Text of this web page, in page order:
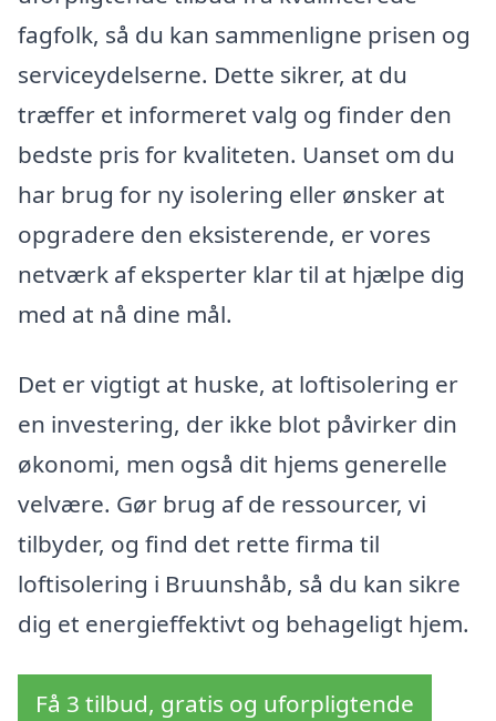
fagfolk, så du kan sammenligne prisen og
serviceydelserne. Dette sikrer, at du
træffer et informeret valg og finder den
bedste pris for kvaliteten. Uanset om du
har brug for ny isolering eller ønsker at
opgradere den eksisterende, er vores
netværk af eksperter klar til at hjælpe dig
med at nå dine mål.
Det er vigtigt at huske, at loftisolering er
en investering, der ikke blot påvirker din
økonomi, men også dit hjems generelle
velvære. Gør brug af de ressourcer, vi
tilbyder, og find det rette firma til
loftisolering i Bruunshåb, så du kan sikre
dig et energieffektivt og behageligt hjem.
Få 3 tilbud, gratis og uforpligtende